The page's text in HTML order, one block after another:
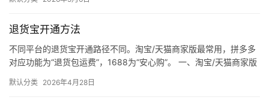
退货宝开通方法
不同平台的退货宝开通路径不同。淘宝/天猫商家版最常用，拼多多
对应功能为“退货包运费”，1688为“安心购”。 一、淘宝/天猫商家版
默认分类 2026年4月28日